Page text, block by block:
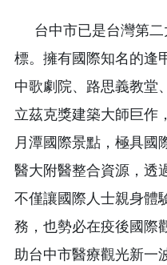
台中市已是台灣第二
標。擁有國際知名的逢
中歌劇院、路思義教堂
立茲克獎建築大師巨作
月潭國際景點，極具國
醫大附醫整合資源，透
不僅讓國際人士親身體
務，也勢必在疫後國際
助台中市醫療觀光新一